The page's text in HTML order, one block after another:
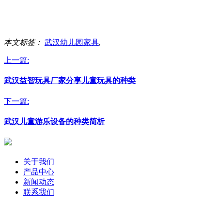
本文标签： 武汉幼儿园家具,
上一篇:
武汉益智玩具厂家分享儿童玩具的种类
下一篇:
武汉儿童游乐设备的种类简析
关于我们
产品中心
新闻动态
联系我们